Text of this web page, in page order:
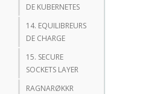
DE KUBERNETES
14. EQUILIBREURS
DE CHARGE
15. SECURE
SOCKETS LAYER
RAGNARØKKR